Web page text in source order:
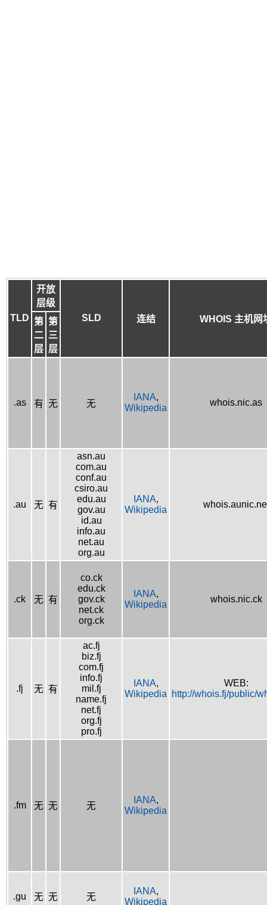
TLD
开放
层级
SLD
连结 WHOIS 主机网
第
二
层
第
三
层
.as 有 无 无
IANA,
Wikipedia
whois.nic.as
.au 无 有
asn.au
com.au
conf.au
csiro.au
edu.au
gov.au
id.au
info.au
net.au
org.au
IANA,
Wikipedia
.ck 无 有
co.ck
edu.ck
gov.ck
net.ck
org.ck
IANA,
Wikipedia
whois.nic.ck
.fj 无 有
ac.fj
biz.fj
com.fj
info.fj
mil.fj
name.fj
net.fj
org.fj
pro.fj
IANA,
Wikipedia
WEB:
http://whois.fj/public/
.fm 无 无 无
IANA,
Wikipedia
.gu 无 无 无
IANA,
Wikipedia